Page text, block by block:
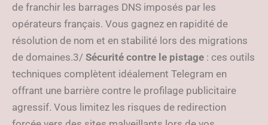
de franchir les barrages DNS imposés par les
opérateurs français. Vous gagnez en rapidité de
résolution de nom et en stabilité lors des migrations
de domaines.3/ Sécurité contre le pistage : ces outils
techniques complètent idéalement Telegram en
offrant une barrière contre le profilage publicitaire
agressif. Vous limitez les risques de redirection